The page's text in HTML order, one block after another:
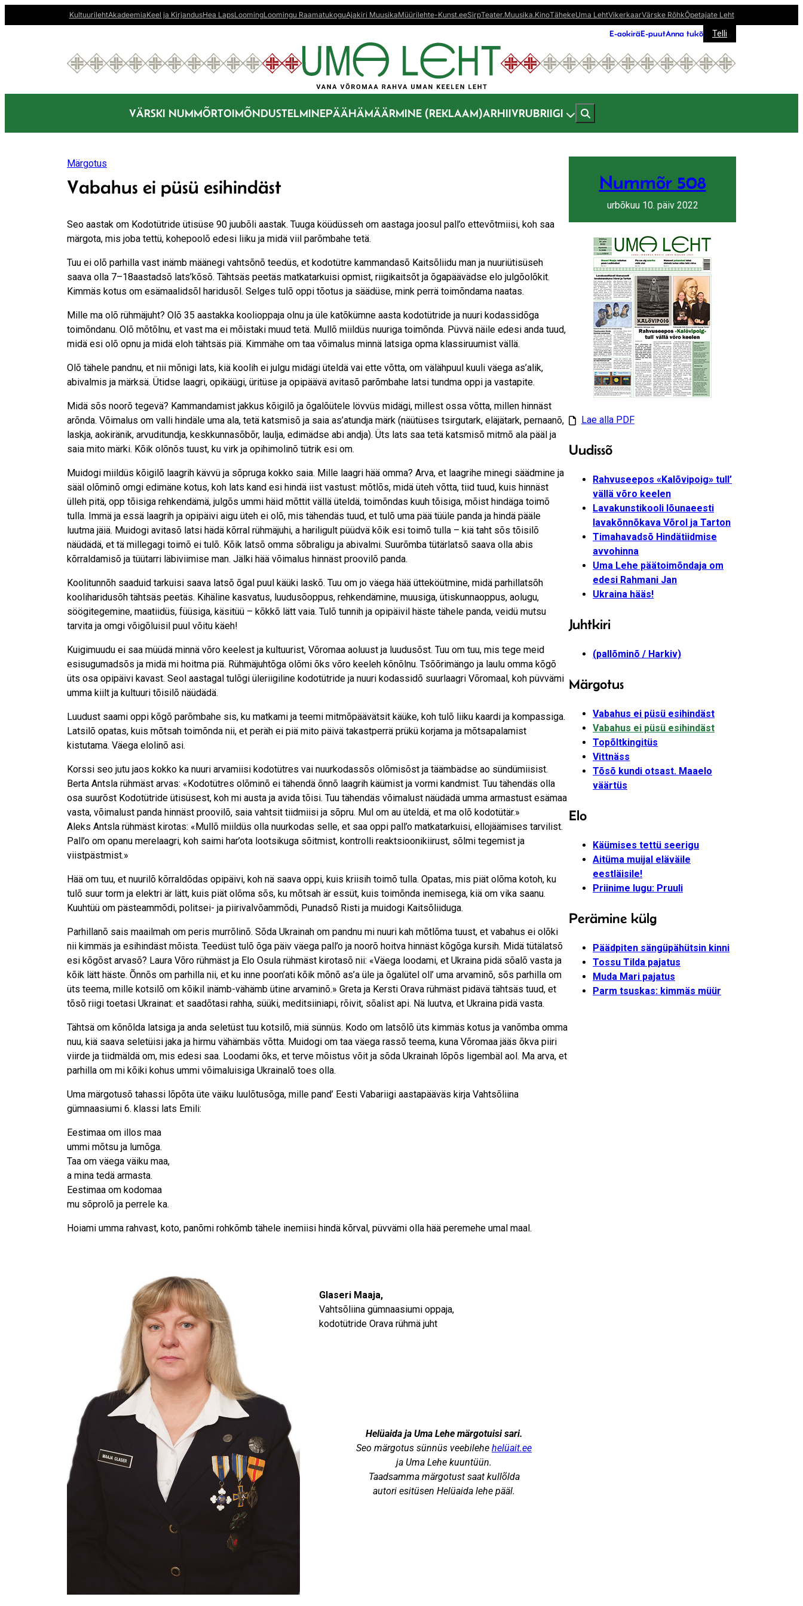
sisu
KultuurilehtAkadeemiaKeel ja KirjandusHea LapsLoomingLoomingu RaamatukoguAjakiri MuusikaMüürilehte-Kunst.eeSirpTeater.Muusika.KinoTähekeUma LehtVikerkaarVärske RõhkÕpetajate Leht
E-aokiräE-puutAnna tukõ Telli
VÄRSKI NUMMÕRTOIMÕNDUSTELMINEPÄÄHÄMÄÄRMINE (REKLAAM)ARHIIVRUBRIIGI
Märgotus
Vabahus ei püsü esihindäst
Seo aastak om Kodotütride ütisüse 90 juubõli aastak. Tuuga köüdüsseh om aastaga joosul pall’o ettevõtmiisi, koh saa
märgota, mis joba tettü, kohepoolõ edesi liiku ja midä viil parõmbahe tetä.
Tuu ei olõ parhilla vast inämb määnegi vahtsõnõ teedüs, et kodotütre kammandasõ Kaitsõ­liidu man ja nuuri­ütisüseh
saava olla 7–18aastadsõ lats’kõsõ. Tähtsäs peetäs matkatarkuisi opmist, riigikaitsõt ja õgapäävädse elo julgõ­olõkit.
Kimmäs kotus om esämaalidsõl haridusõl. Selges tulõ oppi tõotus ja säädüse, mink perrä toimõndama naatas.
Mille ma olõ rühmäjuht? Olõ 35 aastakka koolioppaja olnu ja üle katõkümne aasta kodotütride ja nuuri kodassi­dõga
toimõndanu. Olõ mõtõlnu, et vast ma ei mõistaki muud tetä. Mullõ miildüs nuuriga toimõnda. Püvvä näile edesi anda tuud,
midä esi olõ opnu ja midä eloh tähtsäs piä. Kimmähe om taa võimalus minnä latsiga opma klassiruumist vällä.
Olõ tähele pandnu, et nii mõnigi lats, kiä koolih ei julgu midägi üteldä vai ette võtta, om välähpuul kuuli väega as’alik,
abivalmis ja märksä. Ütidse laagri, opikäügi, üritüse ja opipäävä avitasõ parõmbahe latsi tundma oppi ja vastapite.
Midä sõs noorõ tegevä? Kammandamist jakkus kõigilõ ja õgalõütele lövvüs midägi, millest ossa võtta, millen hinnäst
arõnda. Võimalus om valli hindäle uma ala, tetä katsmisõ ja saia as’atundja märk (näütüses tsirgutark, eläjätark, pernaanõ,
laskja, aokiränik, arvudi­tundja, keskkunna­sõbõr, laulja, edimädse abi andja). Üts lats saa tetä katsmisõ mitmõ ala pääl ja
saia mito märki. Kõik olõnõs tuust, ku virk ja opi­himolinõ tütrik esi om.
Muidogi miildüs kõigilõ laagrih kävvü ja sõpruga kokko saia. Mille laagri hää omma? Arva, et laagrihe minegi säädmine ja
sääl olõminõ omgi edimäne kotus, koh lats kand esi hindä iist vastust: mõtlõs, midä üteh võtta, tiid tuud, kuis hinnäst
ülleh pitä, opp tõisiga rehkendämä, julgõs ummi häid mõttit vällä üteldä, toimõndas kuuh tõisiga, mõist hindäga toimõ
tulla. Immä ja essä laagrih ja opipäivi aigu üteh ei olõ, mis tähendäs tuud, et tulõ uma pää tüüle panda ja hindä pääle
luutma jäiä. Muidogi avitasõ latsi hädä kõrral rühmäjuhi, a hariligult püüdvä kõik esi toimõ tulla – kiä taht sõs tõisilõ
näüdädä, et tä millegagi toimõ ei tulõ. Kõik latsõ omma sõbraligu ja abivalmi. Suurõmba tütärlatsõ saava olla abis
kõrraldamisõ ja tüütarri läbiviimise man. Jälki hää võimalus hinnäst proovilõ panda.
Koolitunnõh saaduid tarkuisi saava latsõ õgal puul käüki laskõ. Tuu om jo väega hää ütte­köütmine, midä parhillatsõh
kooliharidusõh tähtsäs peetäs. Kihäline kasvatus, luudusõoppus, rehkendämine, muusiga, ütiskunnaoppus, aolugu,
söögitegemine, maatiidüs, füüsiga, käsitüü – kõkkõ lätt vaia. Tulõ tunnih ja opipäivil häste tähele panda, veidü mutsu
tarvita ja omgi võigõluisil puul võitu käeh!
Kuigimuudu ei saa müüdä minnä võro keelest ja kultuurist, Võromaa aoluust ja luudusõst. Tuu om tuu, mis tege meid
esisugumadsõs ja midä mi hoitma piä. Rühmäjuhtõga olõmi õks võro keeleh kõnõlnu. Tsõõrimängo ja laulu omma kõgõ
üts osa opipäivi kavast. Seol aastagal tulõgi üleriigiline kodotütride ja nuuri kodassidõ suurlaagri Võromaal, koh püvvämi
umma kiilt ja kultuuri tõisilõ näüdädä.
Luudust saami oppi kõgõ parõmbahe sis, ku matkami ja teemi mitmõpäävätsit käüke, koh tulõ liiku kaardi ja kompassiga.
Latsilõ opatas, kuis mõtsah toimõnda nii, et peräh ei piä mito päivä takastperrä prükü korjama ja mõtsapalamist
kistutama. Väega elolinõ asi.
Korssi seo jutu jaos kokko ka nuuri arvamiisi kodotütres vai nuurkodassõs olõmisõst ja täämbädse ao sündümiisist.
Berta Antsla rühmäst arvas: «Kodotütres olõminõ ei tähendä õnnõ laagrih käümist ja vormi kandmist. Tuu tähendäs olla
osa suurõst Kodotütride ütisüsest, koh mi austa ja avida tõisi. Tuu tähendäs võimalust näüdädä umma armastust esämaa
vasta, võimalust panda hinnäst proovilõ, saia vahtsit tiidmiisi ja sõpru. Mul om au üteldä, et ma olõ kodotütär.»
Aleks Antsla rühmäst kirotas: «Mullõ miildüs olla nuurkodas selle, et saa oppi pall’o matkatarkuisi, ellojäämises tarvilist.
Pall’o om opanu mere­laagri, koh saimi har’ota lootsikuga sõitmist, kontrolli reaktsioonikiirust, sõlmi tegemist ja
viistpästmist.»
Hää om tuu, et nuurilõ kõrraldõdas opipäivi, koh nä saava oppi, kuis kriisih toimõ tulla. Opatas, mis piät olõma kotoh, ku
tulõ suur torm ja elektri är lätt, kuis piät olõma sõs, ku mõtsah är essüt, kuis toimõnda inemisega, kiä om vika saanu.
Kuuhtüü om päste­ammõdi, politsei- ja piiri­valvõammõdi, Punadsõ Risti ja muidogi Kaitsõliiduga.
Parhillanõ sais maailmah om peris murrõlinõ. Sõda Ukrainah om pandnu mi nuuri kah mõtlõma tuust, et vabahus ei olõki
nii kimmäs ja esihindäst mõista. Teedüst tulõ õga päiv väega pall’o ja noorõ hoitva hinnäst kõgõga kursih. Midä tütälatsõ
esi kõgõst arvasõ? Laura Võro rühmäst ja Elo Osula rühmäst kirotasõ nii: «Väega loodami, et Ukraina pidä sõalõ vasta ja
kõik lätt häste. Õnnõs om parhilla nii, et ku inne poon’ati kõik mõnõ as’a üle ja õgalütel oll’ uma arvaminõ, sõs parhilla om
üts teema, mille kotsilõ om kõikil inämb-vähämb ütine arvaminõ.» Greta ja Kersti Orava rühmäst pidävä tähtsäs tuud, et
tõsõ riigi toetasi Ukrainat: et saadõtasi rahha, süüki, meditsiiniapi, rõivit, sõalist api. Nä luutva, et Ukraina pidä vasta.
Tähtsä om kõnõlda latsiga ja anda seletüst tuu kotsilõ, miä sünnüs. Kodo om latsõlõ üts kimmäs kotus ja vanõmba omma
nuu, kiä saava seletüisi jaka ja hirmu vähämbäs võtta. Muidogi om taa väega rassõ teema, kuna Võromaa jääs õkva piiri
viirde ja tiidmäldä om, mis edesi saa. Loodami õks, et terve mõistus võit ja sõda Ukrainah lõpõs ligembäl aol. Ma arva, et
parhilla om mi kõiki kohus ummi võimaluisiga Ukrainalõ toes olla.
Uma märgotusõ tahassi lõpõta üte väiku luulõtusõga, mille pand’ Eesti Vabariigi aastapääväs kirja Vahtsõliina
gümnaasiumi 6. klassi lats Emili:
Eestimaa om illos maa
ummi mõtsu ja lumõga.
Taa om väega väiku maa,
a mina tedä armasta.
Eestimaa om kodomaa
mu sõprolõ ja perrele ka.
Hoiami umma rahvast, koto, panõmi rohkõmb tähele inemiisi hindä kõrval, püvvämi olla hää peremehe umal maal.
Glaseri Maaja,
Vahtsõliina gümnaasiumi oppaja,
kodotütride Orava rühmä juht
Helüaida ja Uma Lehe märgotuisi sari.
Seo märgotus sünnüs veebilehe helüait.ee
ja Uma Lehe kuuntüün.
Taadsamma märgotust saat kullõlda
autori esitüsen Helüaida lehe pääl.
Nummõr 508
urbõkuu 10. päiv 2022
Lae alla PDF
Uudissõ
Rahvuseepos «Kalõvipoig» tull’
vällä võro keelen
Lavakunstikooli lõunaeesti
lavakõnnõkava Võrol ja Tarton
Timahavadsõ Hindätiidmise
avvohinna
Uma Lehe päätoimõndaja om
edesi Rahmani Jan
Ukraina hääs!
Juhtkiri
(pallõminõ / Harkiv)
Märgotus
Vabahus ei püsü esihindäst
Vabahus ei püsü esihindäst
Topõltkingitüs
Vittnäss
Tõsõ kundi otsast. Maaelo
väärtüs
Elo
Käümises tettü seerigu
Aitüma muijal eläväile
eestläisile!
Priinime lugu: Pruuli
Perämine külg
Päädpiten sängüpähütsin kinni
Tossu Tilda pajatus
Muda Mari pajatus
Parm tsuskas: kimmäs müür